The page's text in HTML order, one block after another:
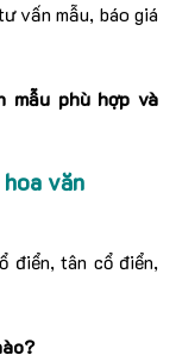
vấn mẫu, báo giá
mẫu phù hợp và
văn
điển, tân cổ điển,